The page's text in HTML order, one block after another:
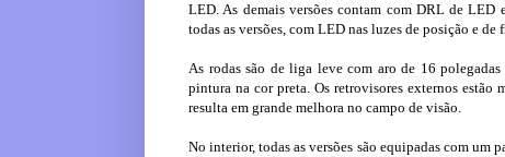
LED. As demais versões contam com DRL de
todas as versões, com LED nas luzes de posição e de
As rodas são de liga leve com aro de 16
pintura na cor preta. Os retrovisores externos estão
resulta em grande melhora no campo de visão.
No interior, todas as versões são equipadas com